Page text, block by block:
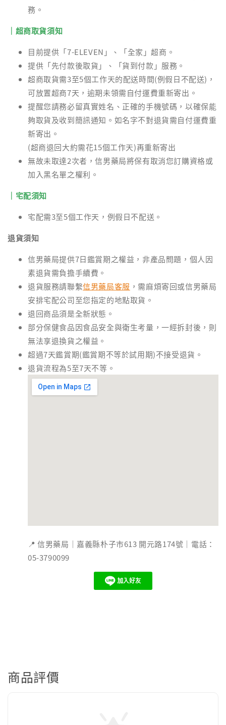
務。
｜超商取貨須知
目前提供「7-ELEVEN」、「全家」超商。
提供「先付款後取貨」、「貨到付款」服務。
超商取貨需3至5個工作天的配送時間(例假日不配送)，
可放置超商7天，逾期未領需自付運費重新寄出。
提醒您請務必留真實姓名、正確的手機號碼，以確保能
夠取貨及收到簡訊通知。如名字不對退貨需自付運費重
新寄出。
(超商退回大約需花15個工作天)再重新寄出
無故未取達2次者，信男藥局將保有取消您訂購資格或
加入黑名單之權利。
｜宅配須知
宅配需3至5個工作天，例假日不配送。
退貨須知
信男藥局提供7日鑑賞期之權益，非產品問題，個人因
素退貨需負擔手續費。
退貨服務請聯繫信男藥局客服 ，需麻煩寄回或信男藥局
安排宅配公司至您指定的地點取貨。
退回商品須是全新狀態。
部分保健食品因食品安全與衛生考量，一經拆封後，則
無法享退換貨之權益。
超過7天鑑賞期(鑑賞期不等於試用期)不接受退貨。
退貨流程為5至7天不等。
📍 信男藥局｜嘉義縣朴子市613 開元路174號｜電話：
05-3790099
商品評價